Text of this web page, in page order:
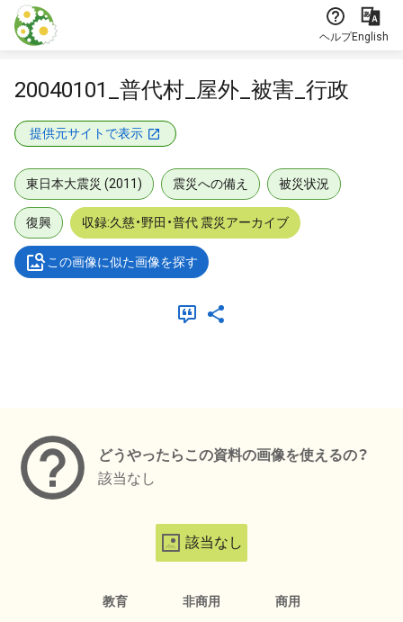
本文に飛ぶ
ヘルプEnglish
20040101_普代村_屋外_被害_行政
提供元サイトで表示
東日本大震災 (2011) 震災への備え 被災状況
復興 収録:久慈・野田・普代 震災アーカイブ
この画像に似た画像を探す
どうやったらこの資料の画像を使えるの？
該当なし
該当なし
教育 非商用 商用